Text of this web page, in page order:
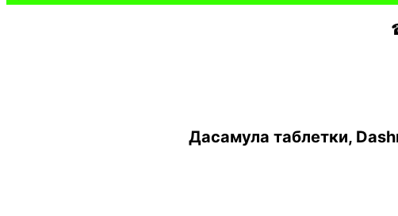
Дасамула таблетки,